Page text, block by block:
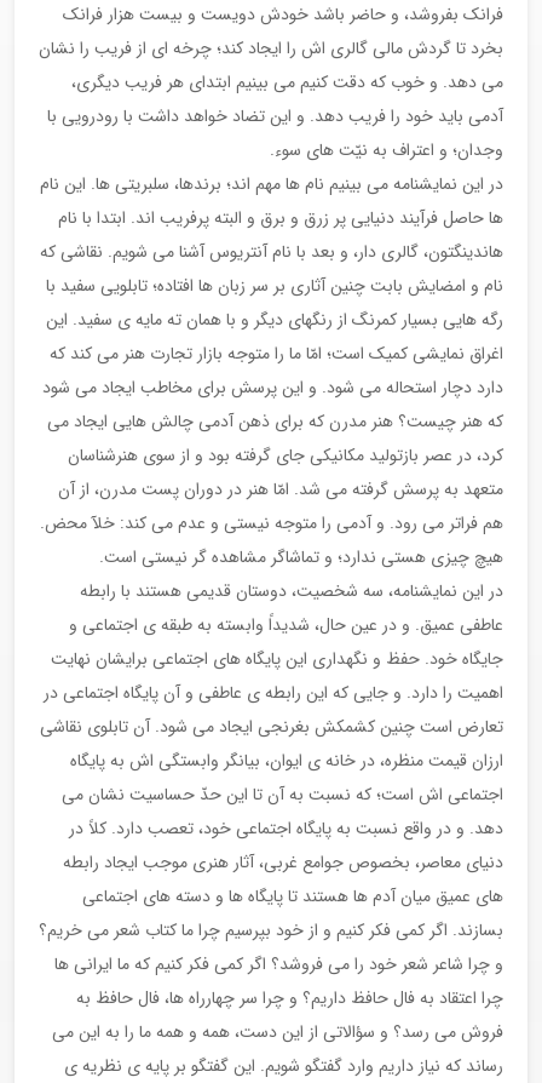
فرانک بفروشد، و حاضر باشد خودش دویست و بیست هزار فرانک
بخرد تا گردش مالی گالری اش را ایجاد کند؛ چرخه ای از فریب را نشان
می دهد. و خوب که دقت کنیم می بینیم ابتدای هر فریب دیگری،
آدمی باید خود را فریب دهد. و این تضاد خواهد داشت با رودرویی با
وجدان؛ و اعتراف به نیّت های سوء.
در این نمایشنامه می بینیم نام ها مهم اند؛ برندها، سلبریتی ها. این نام
ها حاصل فرآیند دنیایی پر زرق و برق و البته پرفریب اند. ابتدا با نام
هاندینگتون، گالری دار، و بعد با نام آنتریوس آشنا می شویم. نقاشی که
نام و امضایش بابت چنین آثاری بر سر زبان ها افتاده؛ تابلویی سفید با
رگه هایی بسیار کمرنگ از رنگهای دیگر و با همان ته مایه ی سفید. این
اغراق نمایشی کمیک است؛ امّا ما را متوجه بازار تجارت هنر می کند که
دارد دچار استحاله می شود. و این پرسش برای مخاطب ایجاد می شود
که هنر چیست؟ هنر مدرن که برای ذهن آدمی چالش هایی ایجاد می
کرد، در عصر بازتولید مکانیکی جای گرفته بود و از سوی هنرشناسان
متعهد به پرسش گرفته می شد. امّا هنر در دوران پست مدرن، از آن
هم فراتر می رود. و آدمی را متوجه نیستی و عدم می کند: خلآ محض.
هیچ چیزی هستی ندارد؛ و تماشاگر مشاهده گر نیستی است.
در این نمایشنامه، سه شخصیت، دوستان قدیمی هستند با رابطه
عاطفی عمیق. و در عین حال، شدیداً وابسته به طبقه ی اجتماعی و
جایگاه خود. حفظ و نگهداری این پایگاه های اجتماعی برایشان نهایت
اهمیت را دارد. و جایی که این رابطه ی عاطفی و آن پایگاه اجتماعی در
تعارض است چنین کشمکش بغرنجی ایجاد می شود. آن تابلوی نقاشی
ارزان قیمت منظره، در خانه ی ایوان، بیانگر وابستگی اش به پایگاه
اجتماعی اش است؛ که نسبت به آن تا این حدّ حساسیت نشان می
دهد. و در واقع نسبت به پایگاه اجتماعی خود، تعصب دارد. کلاً در
دنیای معاصر، بخصوص جوامع غربی، آثار هنری موجب ایجاد رابطه
های عمیق میان آدم ها هستند تا پایگاه ها و دسته های اجتماعی
بسازند. اگر کمی فکر کنیم و از خود بپرسیم چرا ما کتاب شعر می خریم؟
و چرا شاعر شعر خود را می فروشد؟ اگر کمی فکر کنیم که ما ایرانی ها
چرا اعتقاد به فال حافظ داریم؟ و چرا سر چهارراه ها، فال حافظ به
فروش می رسد؟ و سؤالاتی از این دست، همه و همه ما را به این می
رساند که نیاز داریم وارد گفتگو شویم. این گفتگو بر پایه ی نظریه ی